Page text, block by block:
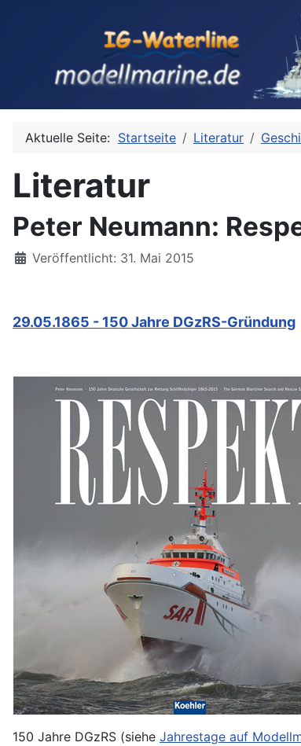
Aktuelle Seite: Startseite Literatur
Literatur
Peter Neumann:
Details
Veröffentlicht: 31. Mai 2015
29.05.1865 - 150 Jahre DGzRS-Gründung
150 Jahre DGzRS (siehe Jahrestage auf